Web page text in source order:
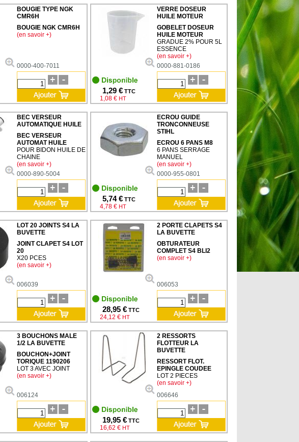
BOUGIE TYPE NGK
CMR6H
BOUGIE NGK CMR6H
(en savoir +)
0000-400-7011
1,29 € TTC
1,08 € HT
VERRE DOSEUR
HUILE MOTEUR
GOBELET DOSEUR
HUILE MOTEUR
GRADUE 2% POUR 5L
ESSENCE
(en savoir +)
0000-881-0186
BEC VERSEUR
AUTOMATIQUE HUILE
BEC VERSEUR
AUTOMAT HUILE
POUR BIDON HUILE DE
CHAINE
(en savoir +)
0000-890-5004
5,74 € TTC
4,78 € HT
ECROU GUIDE
TRONCONNEUSE
STIHL
ECROU 6 PANS M8
6 PANS SERRAGE
MANUEL
(en savoir +)
0000-955-0801
LOT 20 JOINTS S4 LA
BUVETTE
JOINT CLAPET S4 LOT
20
X20 PCES
(en savoir +)
006039
28,95 € TTC
24,12 € HT
2 PORTE CLAPETS S4
LA BUVETTE
OBTURATEUR
COMPLET S4 BLI2
(en savoir +)
006053
3 BOUCHONS MALE
1/2 LA BUVETTE
BOUCHON+JOINT
TORIQUE 1190206
LOT 3 AVEC JOINT
(en savoir +)
006124
19,95 € TTC
16,62 € HT
2 RESSORTS
FLOTTEUR LA
BUVETTE
RESSORT FLOT.
EPINGLE COUDEE
LOT 2 PIECES
(en savoir +)
006646